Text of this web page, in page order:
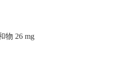
物 26 mg